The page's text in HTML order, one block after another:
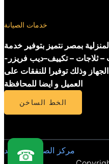
خدمات الصيانة
بمصر نتميز بتوفير خدمة
– ثلاجات – تكييف–ديب فريزر-
وذلك توفيرا للنفقات على
العميل و ايضا للمحافظة
الخط الساخن
مركز الصيانة المعتمد
☎